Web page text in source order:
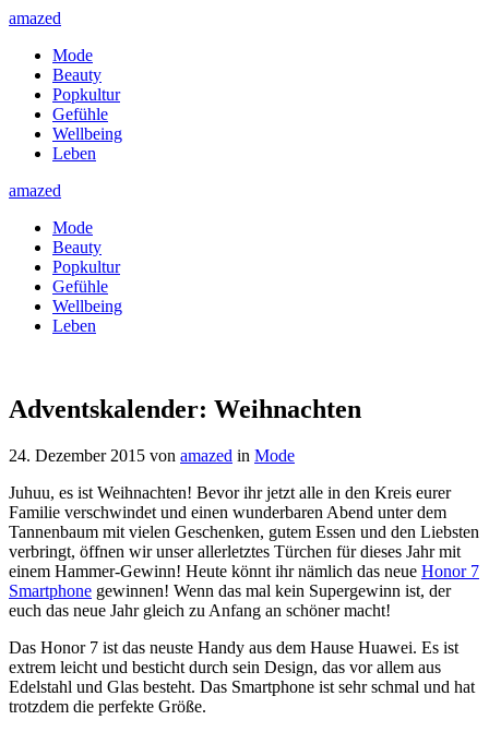
amazed
Mode
Beauty
Popkultur
Gefühle
Wellbeing
Leben
amazed
Mode
Beauty
Popkultur
Gefühle
Wellbeing
Leben
Adventskalender: Weihnachten
24. Dezember 2015 von amazed in Mode
Juhuu, es ist Weihnachten! Bevor ihr jetzt alle in den Kreis eurer
Familie verschwindet und einen wunderbaren Abend unter dem
Tannenbaum mit vielen Geschenken, gutem Essen und den Liebsten
verbringt, öffnen wir unser allerletztes Türchen für dieses Jahr mit
einem Hammer-Gewinn! Heute könnt ihr nämlich das neue Honor 7
Smartphone gewinnen! Wenn das mal kein Supergewinn ist, der
euch das neue Jahr gleich zu Anfang an schöner macht!
Das Honor 7 ist das neuste Handy aus dem Hause Huawei. Es ist
extrem leicht und besticht durch sein Design, das vor allem aus
Edelstahl und Glas besteht. Das Smartphone ist sehr schmal und hat
trotzdem die perfekte Größe.